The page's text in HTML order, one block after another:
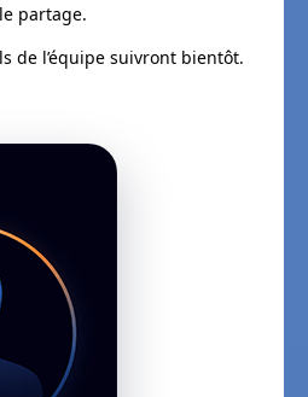
partage.
de l’équipe suivront bientôt.